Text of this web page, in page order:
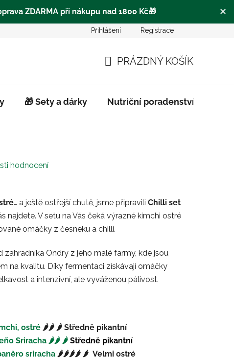
ZDARMA při nákupu nad 1800 Kč🎁 ✕
Často se ptáte |FAQ Pro obchodní partnery
Přihlášení Registrace
KOŠÍK
PRÁZDNÝ KOŠÍK
🎁 Sety a dárky Nutriční poradenství
hodnocení
… a ještě ostřejší chutě, jsme připravili Chilli set
najdete. V setu na Vás čeká výrazné kimchi ostré
omáčky z česneku a chilli.
zahradníka Ondry z jeho malé farmy, kde jsou
na kvalitu. Díky fermentaci získávají omáčky
a intenzivní, ale vyváženou pálivost.
ostré 🌶️🌶️ 🌶️ Středně pikantní
Sriracha 🌶️🌶️ 🌶️ Středně pikantní
sriracha 🌶️🌶️🌶️🌶️ 🌶️ Velmi ostré